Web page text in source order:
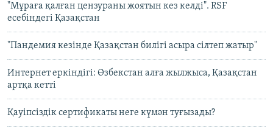
"Мұраға қалған цензураны жоятын кез келді". RSF
есебіндегі Қазақстан
"Пандемия кезінде Қазақстан билігі асыра сілтеп жатыр"
Интернет еркіндігі: Өзбекстан алға жылжыса, Қазақстан
артқа кетті
Қауіпсіздік сертификаты неге күмән туғызады?